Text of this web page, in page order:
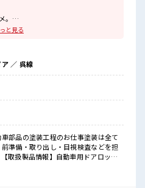
抜でなければOKです！
安だけど、
指していきましょう！
と見る
ア ／ 呉線
車部品の塗装工程のお仕事塗装は全て
準備・取り出し・目視検査などを担
取扱製品情報】自動車用ドアロック